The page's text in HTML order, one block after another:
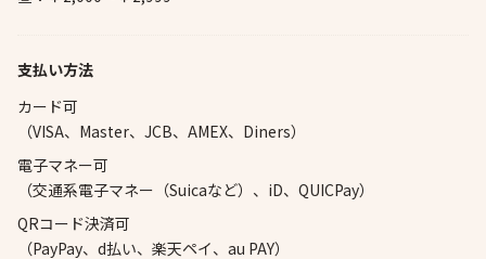
支払い方法
カード可
（VISA、Master、JCB、AMEX、Diners）
電子マネー可
（交通系電子マネー（Suicaなど）、iD、QUICPay）
QRコード決済可
（PayPay、d払い、楽天ペイ、au PAY）